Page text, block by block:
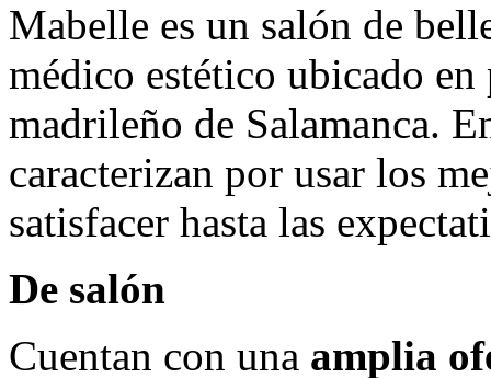
Mabelle es un salón de
médico estético ubicado
madrileño de Salamanca.
caracterizan por usar los
satisfacer hasta las
De salón
Cuentan con una amplia